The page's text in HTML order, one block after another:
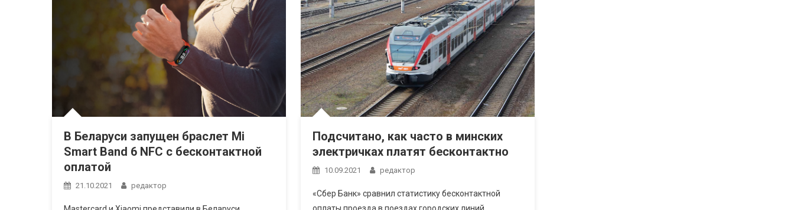
В Беларуси запущен браслет Mi
Smart Band 6 NFC с бесконтактной
оплатой
21.10.2021 редактор
Подсчитано, как часто в минских
электричках платят бесконтактно
10.09.2021 редактор
«Сбер Банк» сравнил статистику бесконтактной